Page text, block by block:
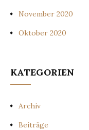
November 2020
Oktober 2020
KATEGORIEN
Archiv
Beiträge